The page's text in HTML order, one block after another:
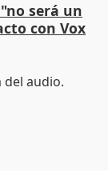
será un
con Vox